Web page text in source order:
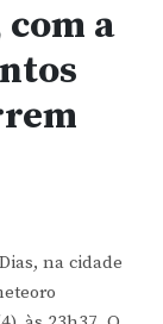
a
na cidade